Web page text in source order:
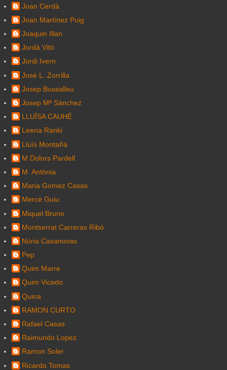
Joan Cerdà
Joan Martínez Puig
Joaquin Illan
Jordà Vitó
Jordi Ivern
José L. Zorrilla
Josep Bussalleu
Josep Mª Sánchez
LLUÏSA CAUHÉ
Leena Ranki
Lluís Montañá
M Dolors Pardell
M. Antònia
Maria Gomez Casas
Mercè Guiu
Miquel Bruno
Montserrat Carreras Ribó
Núria Casanovas
Pep
Quim Marre
Quim Vicedo
Quina
RAMON CURTO
Rafael Casas
Raimundo Lopez
Ramon Soler
Ricardo Tomas